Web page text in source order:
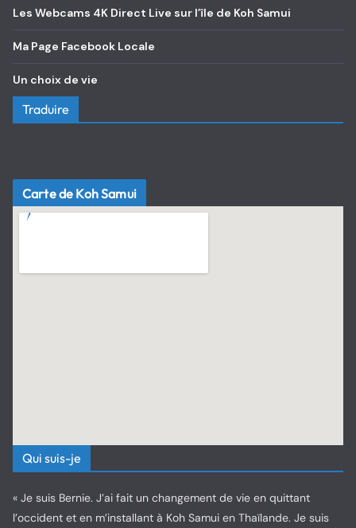
Les Webcams 4K Direct Live sur l’île de Koh Samui
Ma Page Facebook Locale
Un choix de vie
Traduire
Carte de Koh Samui
Qui suis-je
« Je suis Bernie. J’ai fait un changement de vie en quittant
l’occident et en m’installant à Koh Samui en Thaïlande. Je suis